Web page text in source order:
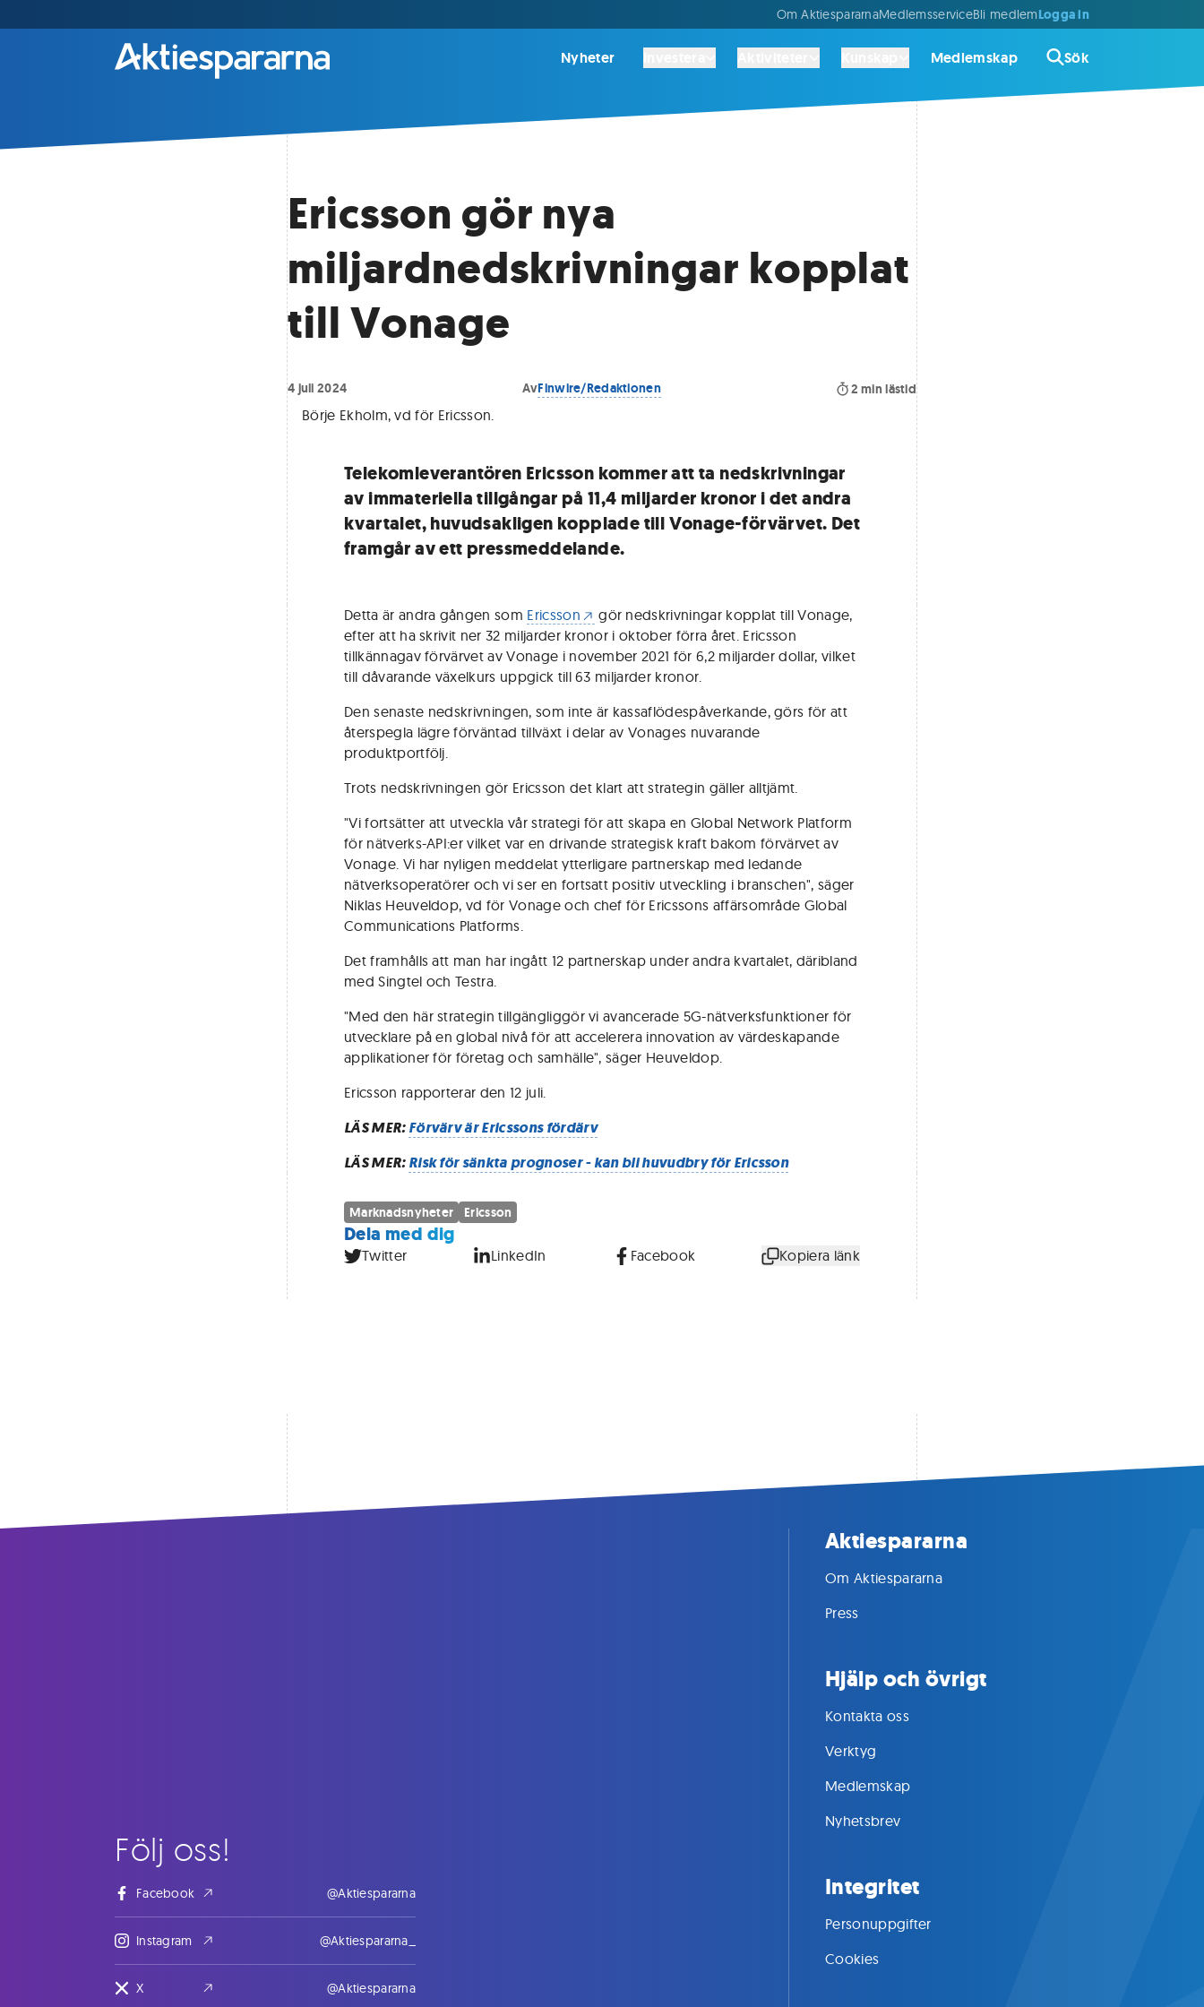
Om AktiespararnaMedlemsserviceBli medlemLogga in
Nyheter Medlemskap Sök
Ericsson gör nya
miljardnedskrivningar kopplat
till Vonage
4 juli 2024 AvFinwire/Redaktionen 2 min lästid
Börje Ekholm, vd för Ericsson.
Telekomleverantören Ericsson kommer att ta nedskrivningar
av immateriella tillgångar på 11,4 miljarder kronor i det andra
kvartalet, huvudsakligen kopplade till Vonage-förvärvet. Det
framgår av ett pressmeddelande.
Detta är andra gången som Ericsson
gör nedskrivningar kopplat till Vonage,
efter att ha skrivit ner 32 miljarder kronor i oktober förra året. Ericsson
tillkännagav förvärvet av Vonage i november 2021 för 6,2 miljarder dollar, vilket
till dåvarande växelkurs uppgick till 63 miljarder kronor.
Den senaste nedskrivningen, som inte är kassaflödespåverkande, görs för att
återspegla lägre förväntad tillväxt i delar av Vonages nuvarande
produktportfölj.
Trots nedskrivningen gör Ericsson det klart att strategin gäller alltjämt.
"Vi fortsätter att utveckla vår strategi för att skapa en Global Network Platform
för nätverks-API:er vilket var en drivande strategisk kraft bakom förvärvet av
Vonage. Vi har nyligen meddelat ytterligare partnerskap med ledande
nätverksoperatörer och vi ser en fortsatt positiv utveckling i branschen", säger
Niklas Heuveldop, vd för Vonage och chef för Ericssons affärsområde Global
Communications Platforms.
Det framhålls att man har ingått 12 partnerskap under andra kvartalet, däribland
med Singtel och Testra.
"Med den här strategin tillgängliggör vi avancerade 5G-nätverksfunktioner för
utvecklare på en global nivå för att accelerera innovation av värdeskapande
applikationer för företag och samhälle", säger Heuveldop.
Ericsson rapporterar den 12 juli.
LÄS MER:Förvärv är Ericssons fördärv
LÄS MER:Risk för sänkta prognoser - kan bli huvudbry för Ericsson
Marknadsnyheter Ericsson
Dela med dig
Twitter LinkedIn Facebook Kopiera länk
Följ oss!
Facebook @Aktiespararna
Instagram @Aktiespararna_
X @Aktiespararna
Aktiespararna
Om Aktiespararna
Press
Hjälp och övrigt
Kontakta oss
Verktyg
Medlemskap
Nyhetsbrev
Integritet
Personuppgifter
Cookies